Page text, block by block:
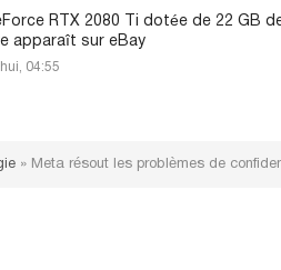
RTX 2080 Ti dotée de 22 GB
apparaît sur eBay
04:55
» Meta résout les problèmes de